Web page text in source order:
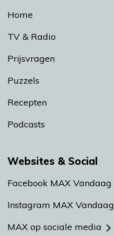
Home
TV & Radio
Prijsvragen
Puzzels
Recepten
Podcasts
Websites & Social
Facebook MAX Vandaag
Instagram MAX Vandaag
MAX op sociale media